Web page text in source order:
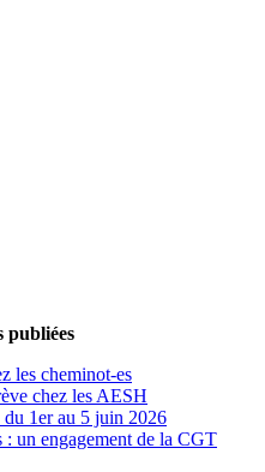
publiées
les cheminot-es
chez les AESH
1er au 5 juin 2026
un engagement de la CGT